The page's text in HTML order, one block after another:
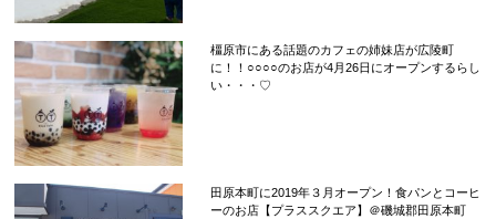
橿原市にある話題のカフェの姉妹店が広陵町
に！！○○○○のお店が4月26日にオープンするらし
い・・・♡
田原本町に2019年３月オープン！食パンとコーヒ
ーのお店【プラススクエア】＠磯城郡田原本町